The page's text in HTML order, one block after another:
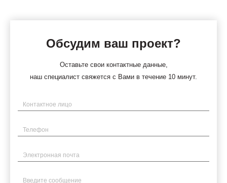
Обсудим ваш проект?
Оставьте свои контактные данные,
наш специалист свяжется с Вами в течение 10 минут.
Имя
Телефон
Электронная почта
Введите сообщение